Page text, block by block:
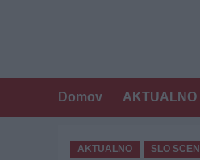
Domov AKTUALNO
AKTUALNO SLO